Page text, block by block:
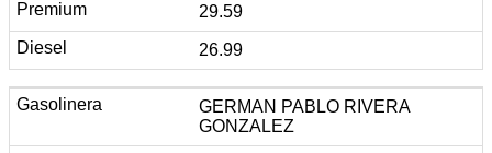
29.59
26.99
GERMAN PABLO RIVERA
GONZALEZ